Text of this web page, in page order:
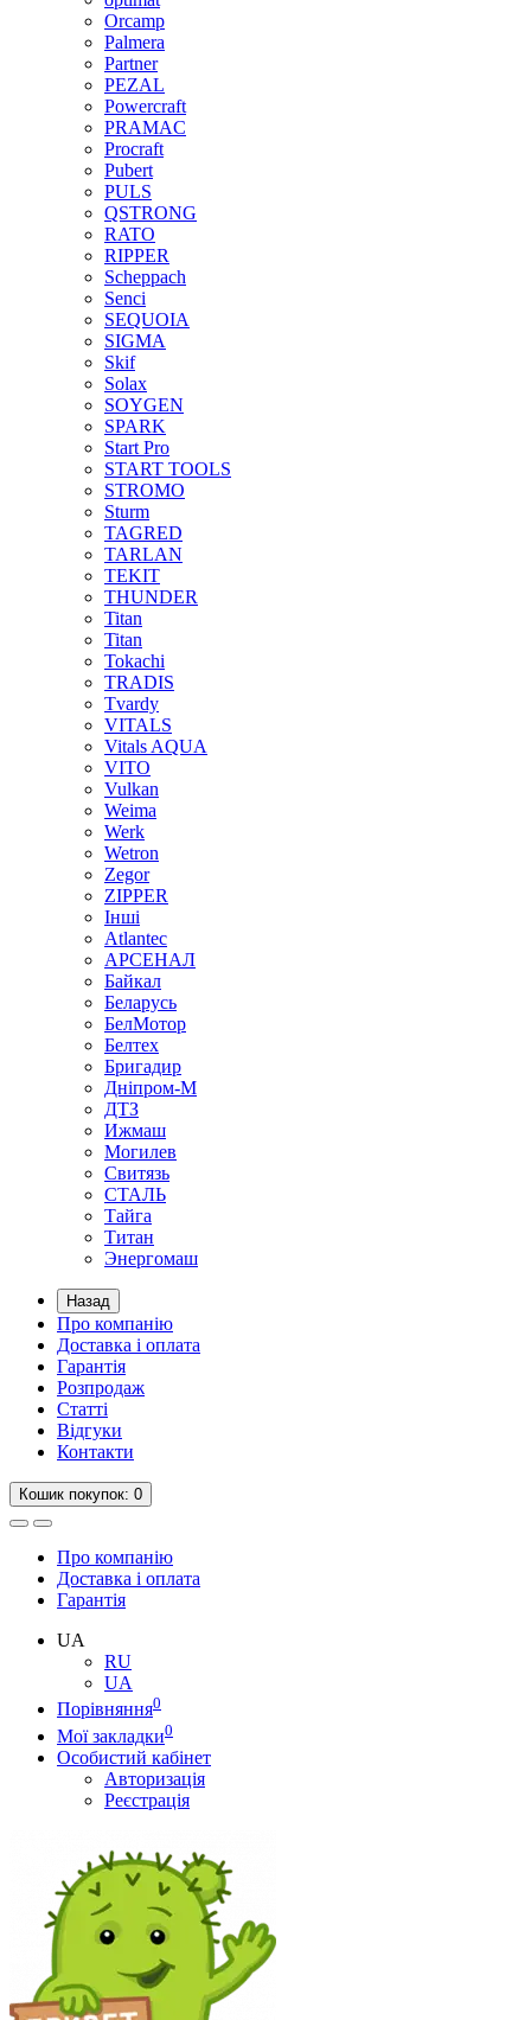
Orcamp
Palmera
Partner
PEZAL
Powercraft
PRAMAC
Procraft
Pubert
PULS
QSTRONG
RATO
RIPPER
Scheppach
Senci
SEQUOIA
SIGMA
Skif
Solax
SOYGEN
SPARK
Start Pro
START TOOLS
STROMO
Sturm
TAGRED
TARLAN
TEKIT
THUNDER
Titan
Titan
Tokachi
TRADIS
Tvardy
VITALS
Vitals AQUA
VITO
Vulkan
Weima
Werk
Wetron
Zegor
ZIPPER
Інші
Аtlantec
АРСЕНАЛ
Байкал
Беларусь
БелМотор
Белтех
Бригадир
Дніпром-М
ДТЗ
Ижмаш
Могилев
Свитязь
СТАЛЬ
Тайга
Титан
Энергомаш
Назад
Про компанію
Доставка і оплата
Гарантія
Розпродаж
Статті
Відгуки
Контакти
Кошик покупок: 0
Про компанію
Доставка і оплата
Гарантія
UA
RU
UA
Порівняння0
Мої закладки0
Особистий кабінет
Авторизація
Реєстрація